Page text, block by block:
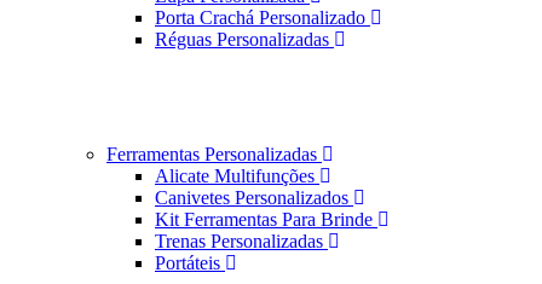
Porta Crachá Personalizado
Réguas Personalizadas
Ferramentas Personalizadas
Alicate Multifunções
Canivetes Personalizados
Kit Ferramentas Para Brinde
Trenas Personalizadas
Portáteis